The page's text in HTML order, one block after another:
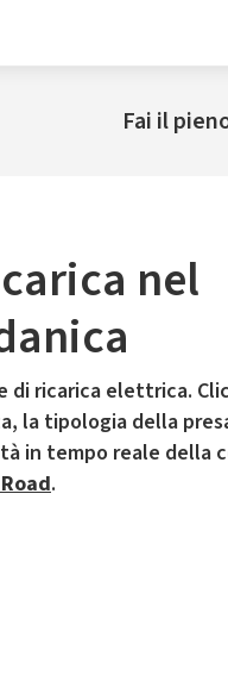
Fai il
nel
di ricarica elettrica.
la tipologia della
in tempo reale della
.